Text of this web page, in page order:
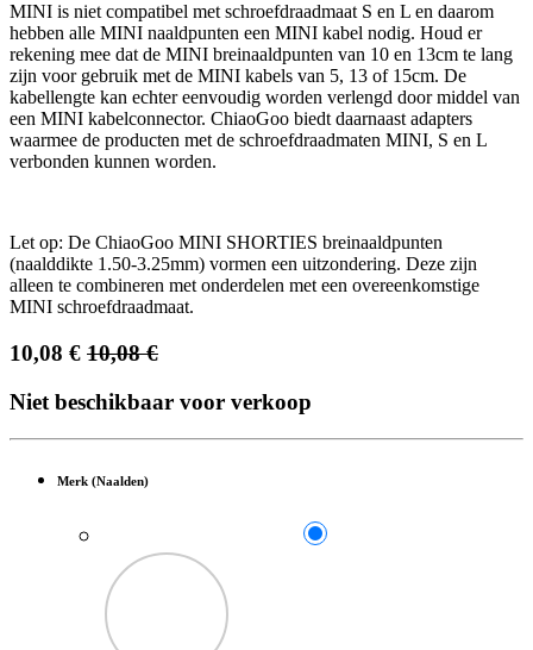
MINI is niet compatibel met schroefdraadmaat S en L en daarom
hebben alle MINI naaldpunten een MINI kabel nodig. Houd er
rekening mee dat de MINI breinaaldpunten van 10 en 13cm te lang
zijn voor gebruik met de MINI kabels van 5, 13 of 15cm. De
kabellengte kan echter eenvoudig worden verlengd door middel van
een MINI kabelconnector. ChiaoGoo biedt daarnaast adapters
waarmee de producten met de schroefdraadmaten MINI, S en L
verbonden kunnen worden.
Let op: De ChiaoGoo MINI SHORTIES breinaaldpunten
(naalddikte 1.50-3.25mm) vormen een uitzondering. Deze zijn
alleen te combineren met onderdelen met een overeenkomstige
MINI schroefdraadmaat.
10,08 € 10,08€
Niet beschikbaar voor verkoop
Merk (Naalden)